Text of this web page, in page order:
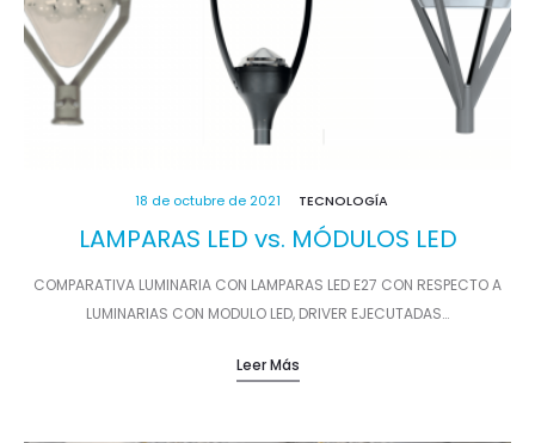
18 de octubre de 2021 TECNOLOGÍA
LAMPARAS LED vs. MÓDULOS LED
COMPARATIVA LUMINARIA CON LAMPARAS LED E27 CON RESPECTO A
LUMINARIAS CON MODULO LED, DRIVER EJECUTADAS…
Leer Más